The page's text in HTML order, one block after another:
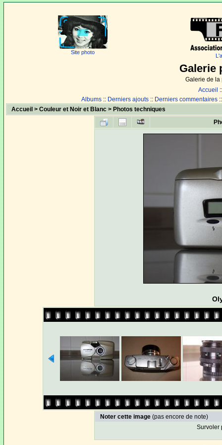
Site photo
Galerie
Galerie de la
Accueil
Albums :: Derniers ajouts :: Derniers commentaires
Accueil >Couleur et Noir et Blanc > Photos techniques
Noter cette image (pas encore de note)
Survoler